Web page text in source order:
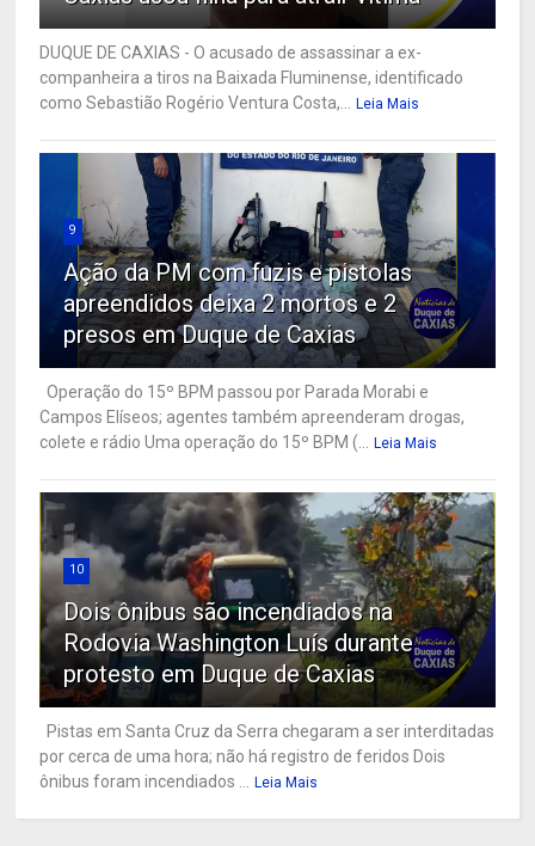
DUQUE DE CAXIAS - O acusado de assassinar a ex-
companheira a tiros na Baixada Fluminense, identificado
como Sebastião Rogério Ventura Costa,...
Leia Mais
9
Ação da PM com fuzis e pistolas
apreendidos deixa 2 mortos e 2
presos em Duque de Caxias
Operação do 15º BPM passou por Parada Morabi e
Campos Elíseos; agentes também apreenderam drogas,
colete e rádio Uma operação do 15º BPM (...
Leia Mais
10
Dois ônibus são incendiados na
Rodovia Washington Luís durante
protesto em Duque de Caxias
Pistas em Santa Cruz da Serra chegaram a ser interditadas
por cerca de uma hora; não há registro de feridos Dois
ônibus foram incendiados ...
Leia Mais